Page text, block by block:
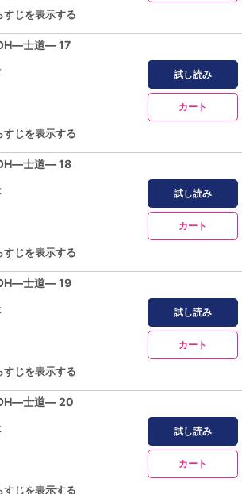
すじを表示する
士道― 17
試し読み
カート
すじを表示する
士道― 18
試し読み
カート
すじを表示する
士道― 19
試し読み
カート
すじを表示する
士道― 20
試し読み
カート
すじを表示する